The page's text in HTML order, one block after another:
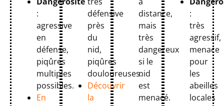
:
agressive
en
défense,
piqûres
multiples
possibles.
En
défensive
près
du
nid,
piqûres
douloureuses.
Découvrir
la
distance,
mais
très
dangereux
si le
nid
est
menacé.
:
très
agressif,
menace
pour
les
abeilles
locales